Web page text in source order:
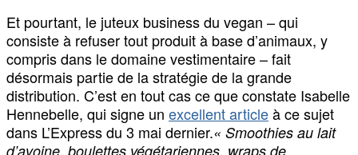
Et pourtant, le juteux business du vegan – qui
consiste à refuser tout produit à base d’animaux, y
compris dans le domaine vestimentaire – fait
désormais partie de la stratégie de la grande
distribution. C’est en tout cas ce que constate Isabelle
Hennebelle, qui signe un excellent articleà ce sujet
dans L’Express du 3 mai dernier.« Smoothies au lait
d’avoine, boulettes végétariennes, wraps de